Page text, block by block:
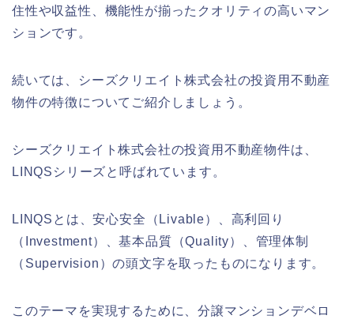
住性や収益性、機能性が揃ったクオリティの高いマン
ションです。
続いては、シーズクリエイト株式会社の投資用不動産
物件の特徴についてご紹介しましょう。
シーズクリエイト株式会社の投資用不動産物件は、
LINQSシリーズと呼ばれています。
LINQSとは、安心安全（Livable）、高利回り
（Investment）、基本品質（Quality）、管理体制
（Supervision）の頭文字を取ったものになります。
このテーマを実現するために、分譲マンションデベロ